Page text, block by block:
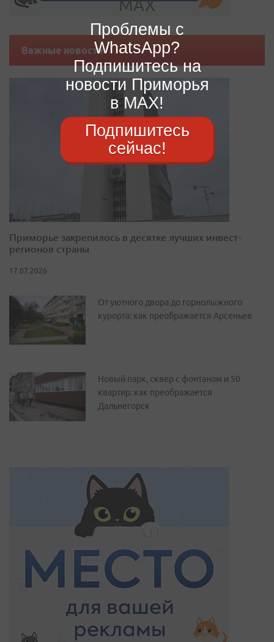
Важные новости
Приморье закрепилось в десятке лучших инвест-
регионов страны
17.07.2026
От уютного двора до горнолыжного
курорта: как преображается Арсеньев
Новый парк, сквер с фонтаном и 50
квартир: как преображается
Дальнегорск
Проблемы с
WhatsApp?
Подпишитесь на
новости Приморья
в MAX!
Подпишитесь
сейчас!